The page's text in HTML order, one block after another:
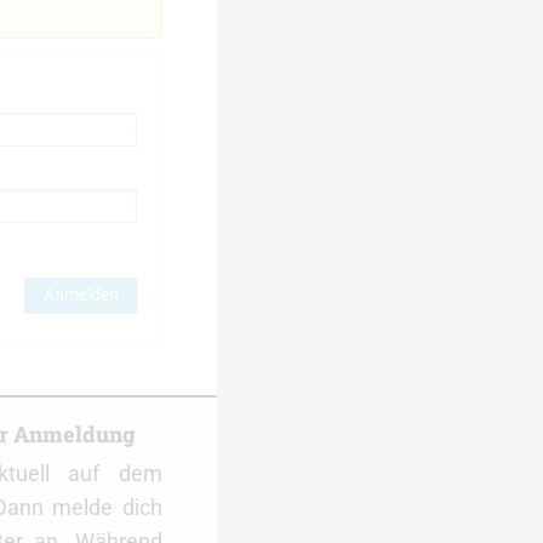
Anmelden
Anmeldung
auf dem
melde dich